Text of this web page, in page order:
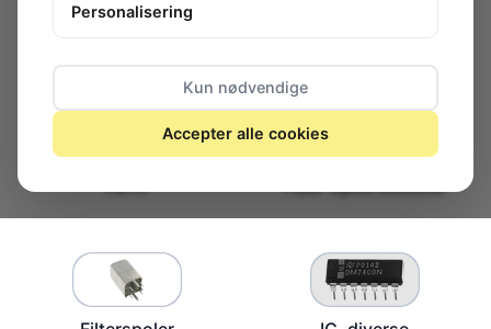
Ferrit Fiber Optik Moduler
Personalisering
Kun nødvendige
Accepter alle cookies